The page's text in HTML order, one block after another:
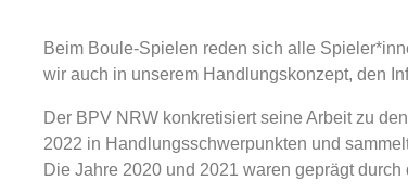
Beim Boule-Spielen reden sich alle
wir auch in unserem Handlungskonzept, den
Der BPV NRW konkretisiert seine Arbeit zu
2022 in Handlungsschwerpunkten und
Die Jahre 2020 und 2021 waren geprägt